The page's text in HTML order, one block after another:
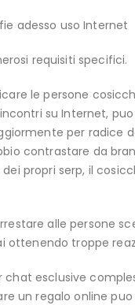
adesso uso Internet
requisiti specifici.
le persone
su Internet,
per radice
contrastare da
propri serp, il
alle persone
troppe
chat esclusive
un regalo online